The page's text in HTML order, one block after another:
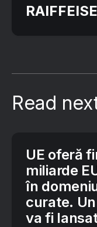
Read
UE oferă
miliarde
în
curate.
va fi